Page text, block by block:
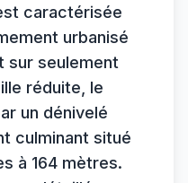
caractérisée
urbanisé
sur seulement
réduite, le
un dénivelé
culminant situé
à 164 mètres.